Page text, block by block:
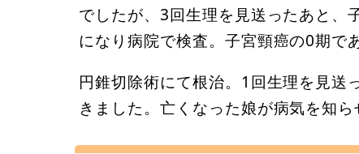
でしたが、3回生理を見送ったあと、
になり病院で検査。子宮頸癌の0期で
円錐切除術にて根治。1回生理を見送
きました。亡くなった娘が病気を知ら